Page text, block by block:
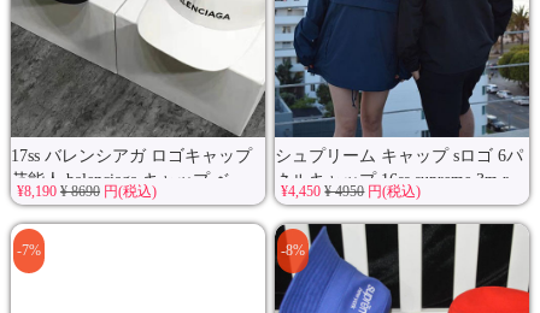
17ss バレンシアガ ロゴキャップ
芸能人 balenciaga キャップ ベ...
¥8,190 ¥ 8690円(税込)
シュプリーム キャップ sロゴ 6パ
ネルキャップ 16ss supreme 3m r...
¥4,450¥ 4950円(税込)
-7% -8%